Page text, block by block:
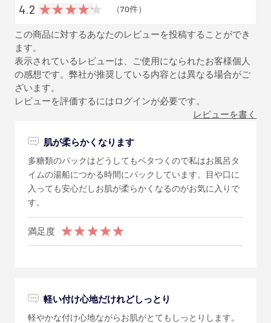
4.2 （70件）
この商品に対するあなたのレビューを投稿することができ
ます。
表示されているレビューは、ご使用になられたお客様個人
の感想です。弊社が推奨している内容とは異なる場合がご
ざいます。
レビューを評価するにはログインが必要です。
レビューを書く
肌が柔らかくなります
多糖類のパックはどうしてもベタつくので私はお風呂タ
イムの湯船につかる時間にパックしています。目や口に
入っても安心だしお肌が柔らかくなるのがお気に入りで
す。
満足度
軽い付け心地だけれどしっとり
軽やかな付け心地ながらお肌がとてもしっとりします。